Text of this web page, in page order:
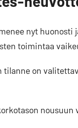
nyt
toimintaa
tilanne on